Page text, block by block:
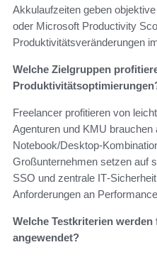
Akkulaufzeiten geben
oder Microsoft Productivity
Produktivitätsveränderungen
Welche Zielgruppen
Freelancer profitieren von
Agenturen und KMU brauchen
Notebook/
Großunternehmen setzen auf
SSO und zentrale
Anforderungen an
Welche Testkriterien
angewendet?